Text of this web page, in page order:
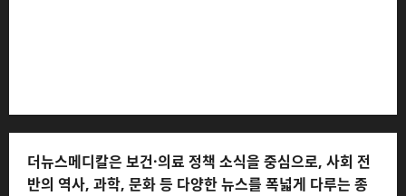
더뉴스메디칼은 보건·의료 정책 소식을 중심으로, 사회 전
반의 역사, 과학, 문화 등 다양한 뉴스를 폭넓게 다루는 종